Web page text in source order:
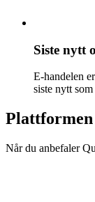
Siste nytt
E-handelen
siste nytt
Plattformen
Når du anbefaler